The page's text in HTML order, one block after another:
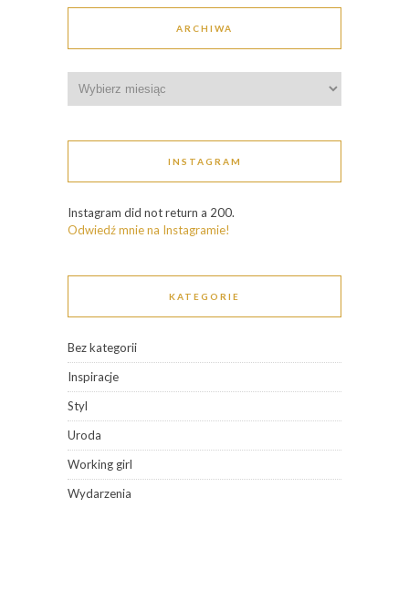
ARCHIWA
INSTAGRAM
Instagram did not return a 200.
Odwiedź mnie na Instagramie!
KATEGORIE
Bez kategorii
Inspiracje
Styl
Uroda
Working girl
Wydarzenia